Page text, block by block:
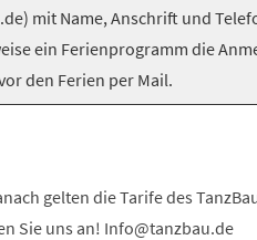
mit Name, Anschrift und
ein Ferienprogramm die
den Ferien per Mail.
gelten die Tarife des
Sie uns an! Info@tanzbau.de